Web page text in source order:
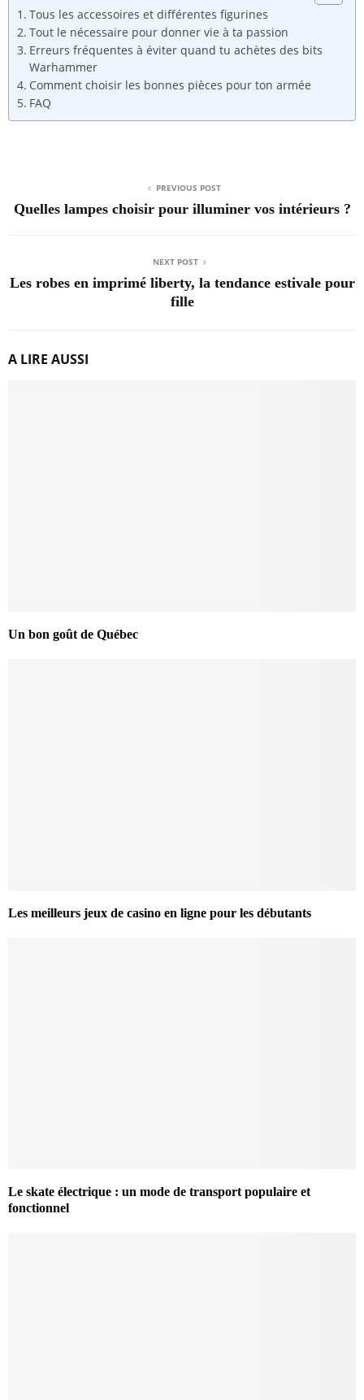
Tous les accessoires et différentes figurines
Tout le nécessaire pour donner vie à ta passion
Erreurs fréquentes à éviter quand tu achètes des bits
Warhammer
Comment choisir les bonnes pièces pour ton armée
FAQ
PREVIOUS POST
Quelles lampes choisir pour illuminer vos intérieurs ?
NEXT POST
Les robes en imprimé liberty, la tendance estivale pour
fille
A LIRE AUSSI
Un bon goût de Québec
Les meilleurs jeux de casino en ligne pour les débutants
Le skate électrique : un mode de transport populaire et
fonctionnel